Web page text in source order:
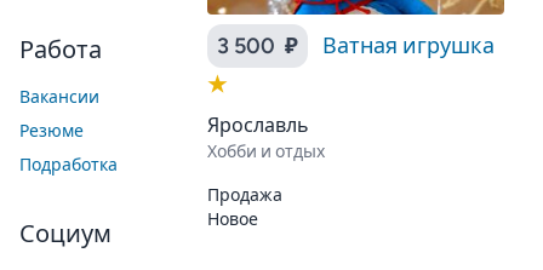
Работа
Вакансии
Резюме
Подработка
Социум
3 500 ₽
Ватная игрушка
★
Ярославль
Хобби и отдых
Продажа
Новое